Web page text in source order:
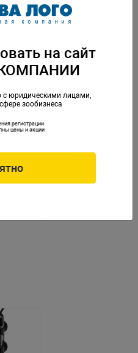
на сайт
с юридическими лицами,
зообизнеса
регистрации
цены и акции